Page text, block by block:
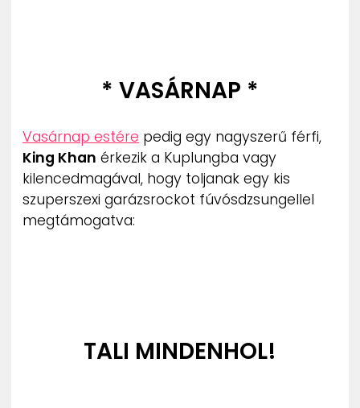
* VASÁRNAP *
Vasárnap estére pedig egy nagyszerű férfi,
King Khan érkezik a Kuplungba vagy
kilencedmagával, hogy toljanak egy kis
szuperszexi garázsrockot fúvósdzsungellel
megtámogatva:
TALI MINDENHOL!